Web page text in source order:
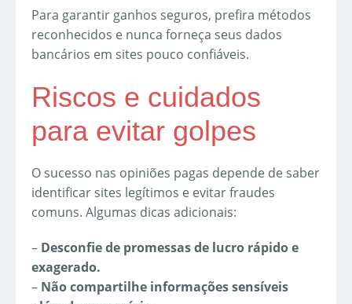
Para garantir ganhos seguros, prefira métodos
reconhecidos e nunca forneça seus dados
bancários em sites pouco confiáveis.
Riscos e cuidados
para evitar golpes
O sucesso nas opiniões pagas depende de saber
identificar sites legítimos e evitar fraudes
comuns. Algumas dicas adicionais:
– Desconfie de promessas de lucro rápido e
exagerado.
– Não compartilhe informações sensíveis